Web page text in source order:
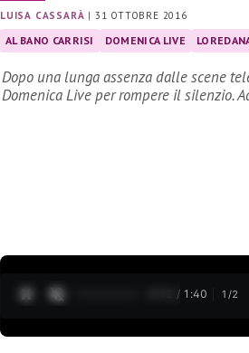
LUISA CASSARÀ | 31 OTTOBRE 2016
AL BANO CARRISI DOMENICA LIVE
Dopo una lunga assenza dalle scene
Domenica Live per rompere il silenzio.
0:13 / 1:40 1 /2